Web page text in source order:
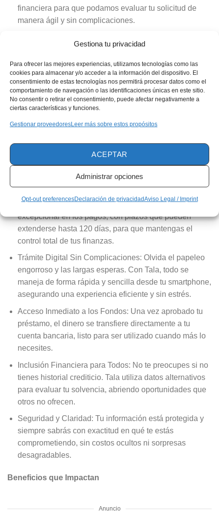
Gestiona tu privacidad
Para ofrecer las mejores experiencias, utilizamos tecnologías como las
cookies para almacenar y/o acceder a la información del dispositivo. El
consentimiento de estas tecnologías nos permitirá procesar datos como el
comportamiento de navegación o las identificaciones únicas en este sitio.
No consentir o retirar el consentimiento, puede afectar negativamente a
ciertas características y funciones.
Gestionar proveedoresLeer más sobre estos propósitos
ACEPTAR
Administrar opciones
Opt-out preferencesDeclaración de privacidadAviso Legal / Imprint
financiera para que podamos evaluar tu solicitud de
manera ágil y sin complicaciones.
Leer más artículos relacionados:
Cada etapa de tu vida merece un préstamo personal
adaptado
Experimenta la flexibilidad financiera con préstamos
que se adaptan a cualquier situación
Ventajas que Revolucionan
Tasas de Interés que Hacen la Diferencia: Aprovecha
tasas altamente competitivas que están diseñadas para
que pagues menos y logres más con tu dinero,
comparables con las mejores del mercado.
Pagos a tu Ritmo: Disfruta de una flexibilidad
excepcional en los pagos, con plazos que pueden
extenderse hasta 120 días, para que mantengas el
control total de tus finanzas.
Trámite Digital Sin Complicaciones: Olvida el papeleo
engorroso y las largas esperas. Con Tala, todo se
maneja de forma rápida y sencilla desde tu smartphone,
asegurando una experiencia eficiente y sin estrés.
Acceso Inmediato a los Fondos: Una vez aprobado tu
préstamo, el dinero se transfiere directamente a tu
cuenta bancaria, listo para ser utilizado cuando más lo
necesites.
Inclusión Financiera para Todos: No te preocupes si no
tienes historial crediticio. Tala utiliza datos alternativos
para evaluar tu solvencia, abriendo oportunidades que
otros no ofrecen.
Seguridad y Claridad: Tu información está protegida y
siempre sabrás con exactitud en qué te estás
comprometiendo, sin costos ocultos ni sorpresas
desagradables.
Beneficios que Impactan
Anuncio